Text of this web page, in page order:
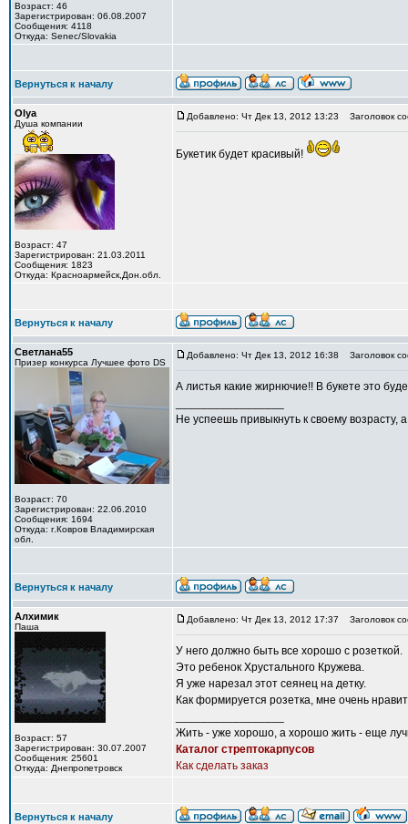
Возраст: 46
Зарегистрирован: 06.08.2007
Сообщения: 4118
Откуда: Senec/Slovakia
Вернуться к началу
Olya
Душа компании
Возраст: 47
Зарегистрирован: 21.03.2011
Сообщения: 1823
Откуда: Красноармейск,Дон.обл.
Добавлено: Чт Дек 13, 2012 13:23 Заголовок
Букетик будет красивый!
Вернуться к началу
Светлана55
Призер конкурса Лучшее фото DS
Возраст: 70
Зарегистрирован: 22.06.2010
Сообщения: 1694
Откуда: г.Ковров Владимирская
обл.
Добавлено: Чт Дек 13, 2012 16:38 Заголовок
А листья какие жирнючие!! В букете это
Не успеешь привыкнуть к своему возрасту,
Вернуться к началу
Алхимик
Паша
Возраст: 57
Зарегистрирован: 30.07.2007
Сообщения: 25601
Откуда: Днепропетровск
Добавлено: Чт Дек 13, 2012 17:37 Заголовок
У него должно быть все хорошо с розеткой.
Это ребенок Хрустального Кружева.
Я уже нарезал этот сеянец на детку.
Как формируется розетка, мне очень
Жить - уже хорошо, а хорошо жить - еще
Каталог стрептокарпусов
Как сделать заказ
Вернуться к началу